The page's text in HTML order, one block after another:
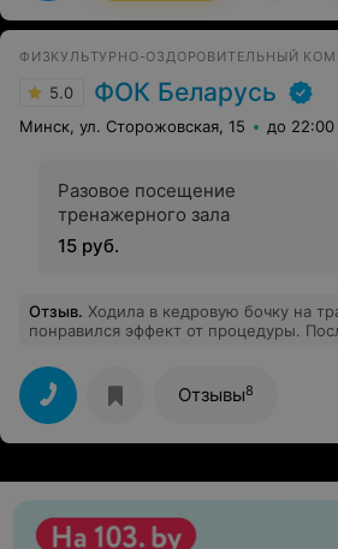
5.0 ФОК Беларусь
Минск, ул. Сторожовская, 15 до 22:00
Разовое посещение
тренажерного зала
15 руб.
Отзыв. Ходила в кедровую бочку на
понравился эффект от процедуры.
"остыть" и отдохнуть.
Отзывы8